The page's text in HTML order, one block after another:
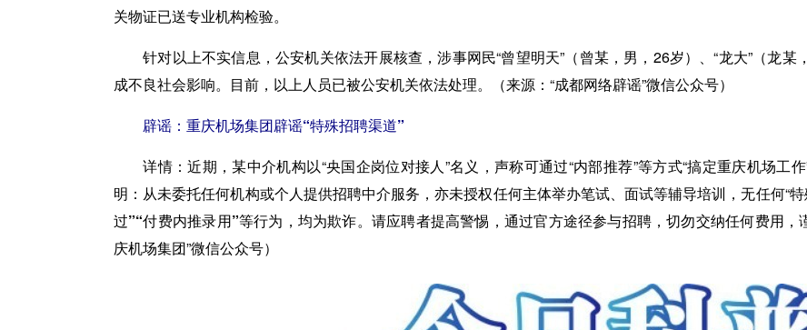
关物证已送专业机构检验。
针对以上不实信息，公安机关依法开展核查，涉事网民“曾望明天”（曾某，男，26岁）、“龙大”（龙某
成不良社会影响。目前，以上人员已被公安机关依法处理。（来源：“成都网络辟谣”微信公众号）
辟谣：重庆机场集团辟谣“特殊招聘渠道”
详情：近期，某中介机构以“央国企岗位对接人”名义，声称可通过“内部推荐”等方式“搞定重庆机场工
明：从未委托任何机构或个人提供招聘中介服务，亦未授权任何主体举办笔试、面试等辅导培训，无任何“
过”“付费内推录用”等行为，均为欺诈。 请应聘者提高警惕，通过官方途径参与招聘，切勿交纳任何费用，
庆机场集团”微信公众号）